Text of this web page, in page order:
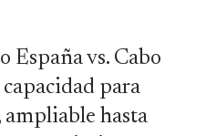
España vs. Cabo
para
ampliable hasta